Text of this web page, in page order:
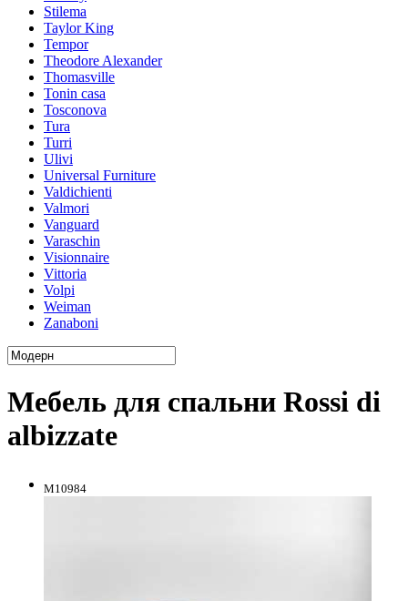
Stilema
Taylor King
Tempor
Theodore Alexander
Thomasville
Tonin casa
Tosconova
Tura
Turri
Ulivi
Universal Furniture
Valdichienti
Valmori
Vanguard
Varaschin
Visionnaire
Vittoria
Volpi
Weiman
Zanaboni
Мебель для спальни Rossi di
albizzate
M10984